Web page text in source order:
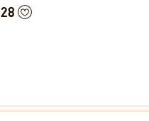
28